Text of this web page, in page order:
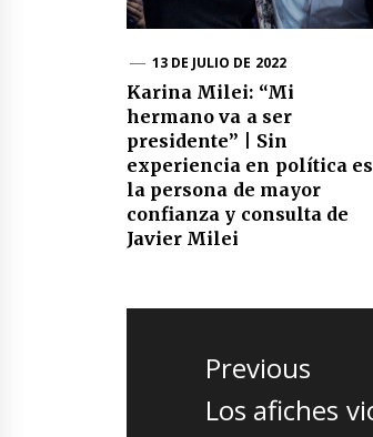
13 DE JULIO DE 2022
Karina Milei: “Mi
hermano va a ser
presidente” | Sin
experiencia en política es
la persona de mayor
confianza y consulta de
Javier Milei
Navegación
entradas
Previous
Previous
Los afiches